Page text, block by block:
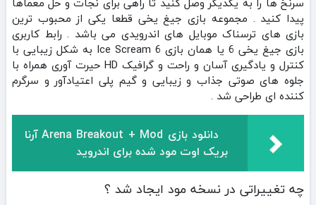
پیدا کنید . مجموعه بازی جیغ یخی قطعا یکی از محبوب ترین
بازی های ترسناک موبایل های اندرویدی می باشد . رابط کاربری
بازی جیغ یخی 6 یا همان بازی Ice Scream 6 به شکل زیبایی با
کنترل و یادگیری آسان و راحت و گرافیک HD حیرت آوری همراه با
جلوه های صوتی جذاب و زیبایی و گیم پلی اعتیادآور و سرگرم
کننده ای طراحی شد .
دانلود بازی Arena Breakout + Mod آرنا
بریک اوت مود شده برای اندروید
چه تغییراتی در نسخه مود ایجاد شد ؟